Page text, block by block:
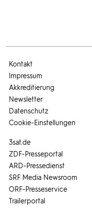
3sat.de
ZDF-Presseportal
ARD-Pressedienst
SRF Media Newsroom
ORF-Presseservice
Trailerportal
Kontakt
Impressum
Akkreditierung
Newsletter
Datenschutz
Cookie-Einstellungen